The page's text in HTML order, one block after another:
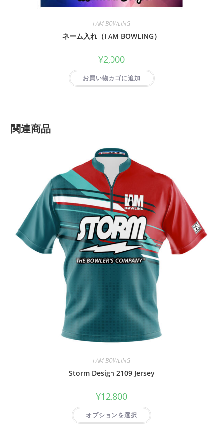
I AM BOWLING
ネーム入れ（I AM BOWLING）
¥2,000
お買い物カゴに追加
関連商品
I AM BOWLING
Storm Design 2109 Jersey
¥12,800
オプションを選択